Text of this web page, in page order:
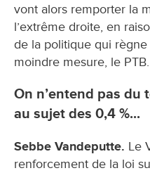
vont alors remporter la
l’extrême droite, en
de la politique qui règne
moindre mesure, le PTB.
On n’entend pas du
au sujet des 0,4 %...
Sebbe Vandeputte. Le
renforcement de la loi